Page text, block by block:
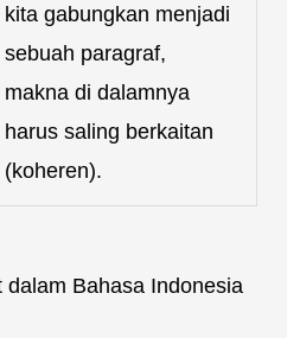
kita gabungkan menjadi
sebuah paragraf,
makna di dalamnya
harus saling berkaitan
(koheren).